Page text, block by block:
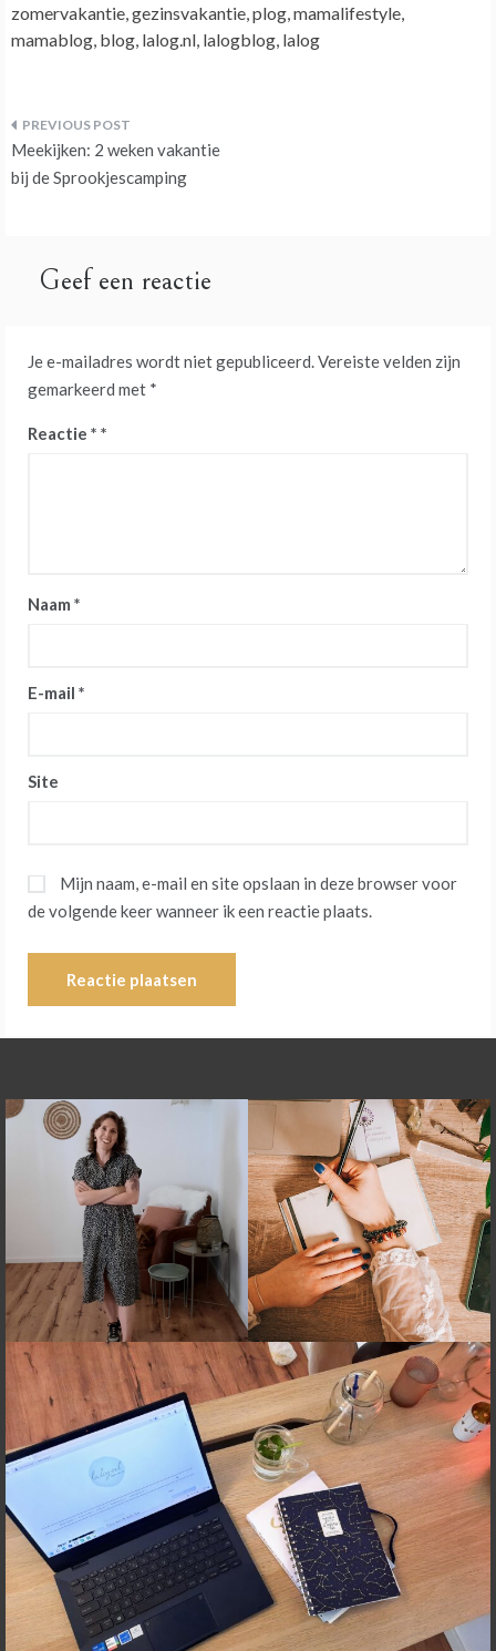
zomervakantie, gezinsvakantie, plog, mamalifestyle,
mamablog, blog, lalog.nl, lalogblog, lalog
Bericht
navigatie
Meekijken: 2 weken vakantie
bij de Sprookjescamping
Geef een reactie
Je e-mailadres wordt niet gepubliceerd.Vereiste velden zijn
gemarkeerd met *
Reactie *
Naam *
E-mail *
Site
Mijn naam, e-mail en site opslaan in deze browser voor
de volgende keer wanneer ik een reactie plaats.